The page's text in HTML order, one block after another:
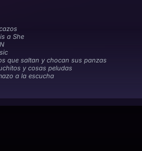
a She
que saltan y chocan sus panzas
y cosas peludas
a la escucha